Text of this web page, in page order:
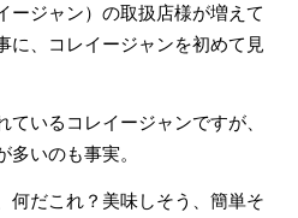
ージャン）の取扱店様が増えて
に、コレイージャンを初めて見
いるコレイージャンですが、
いのも事実。
何だこれ？美味しそう、簡単そ